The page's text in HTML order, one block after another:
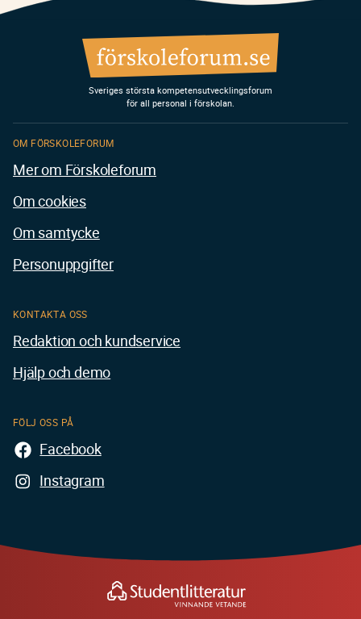
Sveriges största kompetensutvecklingsforum
för all personal i förskolan.
KONTAKTA OSS
Redaktion och kundservice
Hjälp och demo
FÖLJ OSS PÅ
Facebook
Instagram
OM FÖRSKOLEFORUM
Mer om Förskoleforum
Om cookies
Om samtycke
Personuppgifter